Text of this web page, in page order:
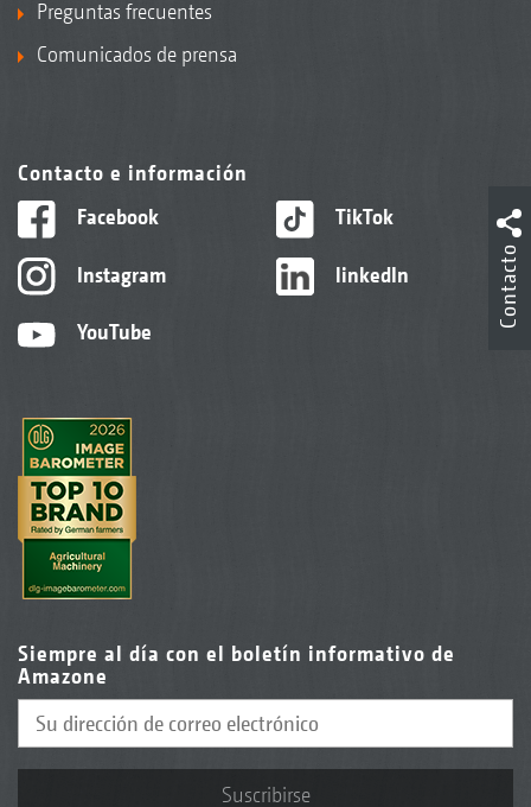
Preguntas frecuentes
Comunicados de prensa
Contacto e información
Facebook
Instagram
YouTube
TikTok
linkedIn
Siempre al día con el boletín informativo de
Amazone
Suscribirse
Contacto